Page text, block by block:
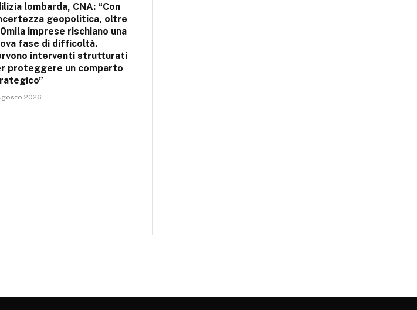
lombarda, CNA: “Con
geopolitica, oltre
imprese rischiano una
fase di difficoltà.
interventi strutturati
proteggere un comparto
2026